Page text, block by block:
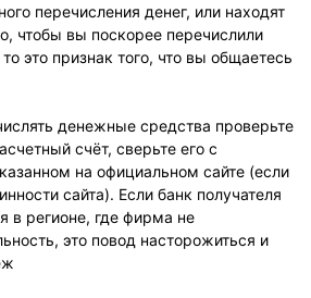
перечисления денег, или находят
чтобы вы поскорее перечислили
это признак того, что вы общаетесь
денежные средства проверьте
счёт, сверьте его с
на официальном сайте (если
сайта). Если банк получателя
в регионе, где фирма не
это повод насторожиться и